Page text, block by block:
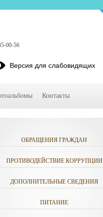
ОБРАЩЕНИЯ ГРАЖДАН
ПРОТИВОДЕЙСТВИЕ КОРРУПЦИИ
ДОПОЛНИТЕЛЬНЫЕ СВЕДЕНИЯ
ПИТАНИЕ
00-56
Версия для слабовидящих
Контакты